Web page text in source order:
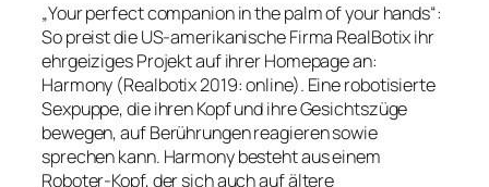
„Your perfect companion in the palm of your hands“:
So preist die US-amerikanische Firma RealBotix ihr
ehrgeiziges Projekt auf ihrer Homepage an:
Harmony (Realbotix 2019: online). Eine robotisierte
Sexpuppe, die ihren Kopf und ihre Gesichtszüge
bewegen, auf Berührungen reagieren sowie
sprechen kann. Harmony besteht aus einem
Roboter-Kopf, der sich auch auf ältere